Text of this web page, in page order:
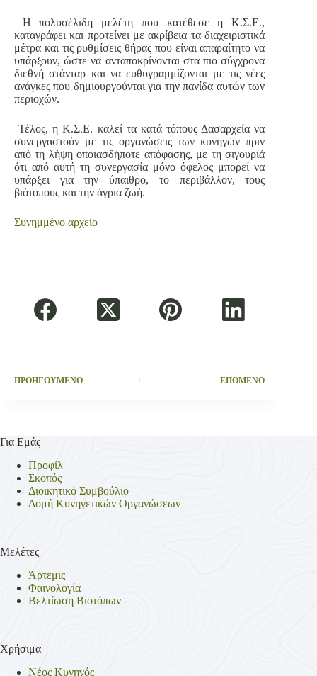
Η πολυσέλιδη μελέτη που κατέθεσε η Κ.Σ.Ε.,
καταγράφει και προτείνει με ακρίβεια τα διαχειριστικά
μέτρα και τις ρυθμίσεις θήρας που είναι απαραίτητο να
υπάρξουν, ώστε να ανταποκρίνονται στα πιο σύγχρονα
διεθνή στάνταρ και να ευθυγραμμίζονται με τις νέες
ανάγκες που δημιουργούνται για την πανίδα αυτών των
περιοχών.
Τέλος, η Κ.Σ.Ε. καλεί τα κατά τόπους Δασαρχεία να
συνεργαστούν με τις οργανώσεις των κυνηγών πριν
από τη λήψη οποιασδήποτε απόφασης, με τη σιγουριά
ότι από αυτή τη συνεργασία μόνο όφελος μπορεί να
υπάρξει για την ύπαιθρο, το περιβάλλον, τους
βιότοπους και την άγρια ζωή.
Συνημμένο αρχείο
ΠΡΟΗΓΟΥΜΕΝΟ ΕΠΟΜΕΝΟ
Για Εμάς
Προφίλ
Σκοπός
Διοικητικό Συμβούλιο
Δομή Κυνηγετικών Οργανώσεων
Μελέτες
Άρτεμις
Φαινολογία
Βελτίωση Βιοτόπων
Χρήσιμα
Νέος Κυνηγός